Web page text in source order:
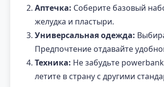
Аптечка: Соберите базовый
желудка и пластыри.
Универсальная одежда:
Предпочтение отдавайте
Техника: Не забудьте
летите в страну с другими